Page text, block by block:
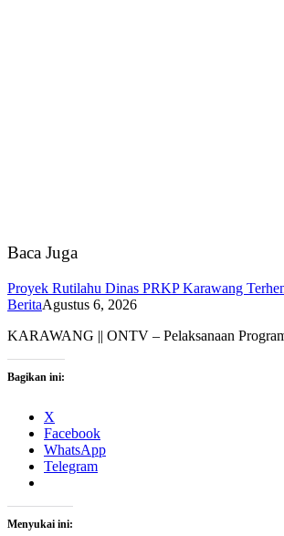
Baca Juga
Proyek Rutilahu Dinas PRKP Karawang
BeritaAgustus 6, 2026
KARAWANG || ONTV – Pelaksanaan
Bagikan ini:
X
Facebook
WhatsApp
Telegram
Menyukai ini: